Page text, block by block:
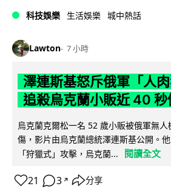
科技娛樂 生活娛樂 城中熱話
Lawton 7 小時
澤連斯基怒斥俄軍「人
追殺烏克蘭小販近 40 秒
烏克蘭克爾松一名 52 歲小販被俄軍無
傷，影片由烏克蘭總統澤連斯基公開。
「狩獵式」攻擊，烏克蘭...
閱讀全文
21 3 ↗ 分享